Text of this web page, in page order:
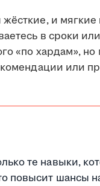
жёсткие, и
в сроки
«по хардам»,
или
те навыки,
повысит шансы